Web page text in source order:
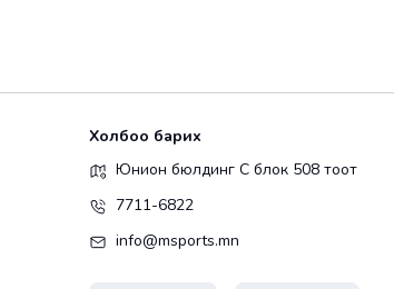
Холбоо барих
Юнион бюлдинг С блок 508 тоот
7711-6822
info@msports.mn